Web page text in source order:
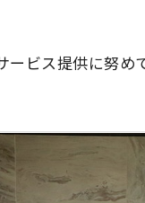
ービス提供に努め